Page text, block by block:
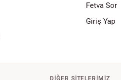
Fetva Sor
Giriş Yap
DIĞER SITELERIMIZ